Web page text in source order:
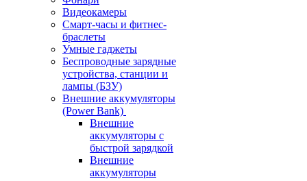
Видеокамеры
Смарт-часы и фитнес-
браслеты
Умные гаджеты
Беспроводные зарядные
устройства, станции и
лампы (БЗУ)
Внешние аккумуляторы
(Power Bank)
Внешние
аккумуляторы с
быстрой зарядкой
Внешние
аккумуляторы